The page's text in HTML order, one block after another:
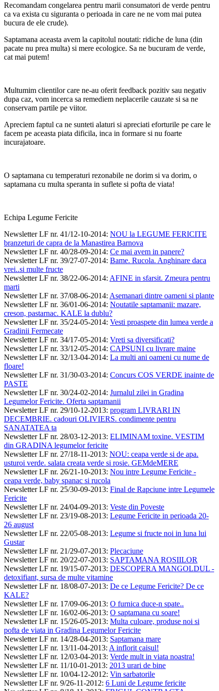
Recomandam congelarea pentru marii consumatori de verde pentru
ca va exista cu siguranta o perioada in care ne ne vom mai putea
bucura de ele crude).
Saptamana aceasta avem la capitolul noutati: ridiche de luna (din
pacate nu prea multa) si mere ecologice. Sa ne bucuram de verde,
cat mai putem!
Multumim clientilor care ne-au oferit feedback pozitiv sau negativ
dupa caz, vom incerca sa remediem neplacerile cauzate si sa ne
conservam partile pe viitor.
Apreciem faptul ca ne sunteti alaturi si apreciati eforturile pe care le
facem pe aceasta piata dificila, inca in formare si nu foarte
incurajatoare.
O saptamana cu temperaturi rezonabile ne dorim si va dorim, o
saptamana cu multa speranta in suflete si pofta de viata!
Echipa Legume Fericite
Newsletter LF nr. 41/12-10-2014: NOU la LEGUME FERICITE
branzeturi de capra de la Manastirea Barnova
Newsletter LF nr. 40/28-09-2014: Ce mai avem in panere?
Newsletter LF nr. 39/27-07-2014: Bame. Rucola. Anghinare daca
vrei..si multe fructe
Newsletter LF nr. 38/22-06-2014: AFINE in sfarsit. Zmeura pentru
marti
Newsletter LF nr. 37/08-06-2014: Asemanari dintre oameni si plante
Newsletter LF nr. 36/01-06-2014: Noutatile saptamanii: mazare,
creson, pastarnac. KALE la dublu?
Newsletter LF nr. 35/24-05-2014: Vesti proaspete din lumea verde a
Gradinii Fermecate
Newsletter LF nr. 34/17-05-2014: Vreti sa diversificati?
Newsletter LF nr. 33/12-05-2014: CAPSUNI cu livrare maine
Newsletter LF nr. 32/13-04-2014: La multi ani oameni cu nume de
floare!
Newsletter LF nr. 31/30-03-2014: Concurs COS VERDE inainte de
PASTE
Newsletter LF nr. 30/24-02-2014: Jurnalul zilei in Gradina
Legumelor Fericite. Oferta saptamanii
Newsletter LF nr. 29/10-12-2013: program LIVRARI IN
DECEMBRIE. cadouri OLIVIERS. condimente pentru
SANATATEA ta
Newsletter LF nr. 28/03-12-2013: ELIMINAM toxine. VESTIM
din GRADINA legumelor fericite
Newsletter LF nr. 27/18-11-2013: NOU: ceapa verde si de apa.
usturoi verde. salata creata verde si rosie. GEMdeMERE
Newsletter LF nr. 26/21-10-2013: Nou intre Legume Fericite -
ceapa verde, baby spanac si rucola
Newsletter LF nr. 25/30-09-2013: Final de Rapciune intre Legumele
Fericite
Newsletter LF nr. 24/04-09-2013: Veste din Poveste
Newsletter LF nr. 23/19-08-2013: Legume Fericite in perioada 20-
26 august
Newsletter LF nr. 22/05-08-2013: Legume si fructe noi in luna lui
Gustar
Newsletter LF nr. 21/29-07-2013: Plecaciune
Newsletter LF nr. 20/22-07-2013: SAPTAMANA ROSIILOR
Newsletter LF nr. 19/15-07-2013: DESCOPERA MANGOLDUL -
detoxifiant, sursa de multe vitamine
Newsletter LF nr. 18/08-07-2013: De ce Legume Fericite? De ce
KALE?
Newsletter LF nr. 17/09-06-2013: O furnica duce-n spate..
Newsletter LF nr. 16/02-06-2013: O saptamana cu soare!
Newsletter LF nr. 15/26-05-2013: Multa culoare, produse noi si
pofta de viata in Gradina Legumelor Fericite
Newsletter LF nr. 14/28-04-2013: Saptamana mare
Newsletter LF nr. 13/11-04-2013: A inflorit caisul!
Newsletter LF nr. 12/03-04-2013: Verde mult in viata noastra!
Newsletter LF nr. 11/10-01-2013: 2013 urari de bine
Newsletter LF nr. 10/04-12-2012: Vin sarbatorile
Newsletter LF nr. 9/26-11-2012: 6 Luni de Legume fericite